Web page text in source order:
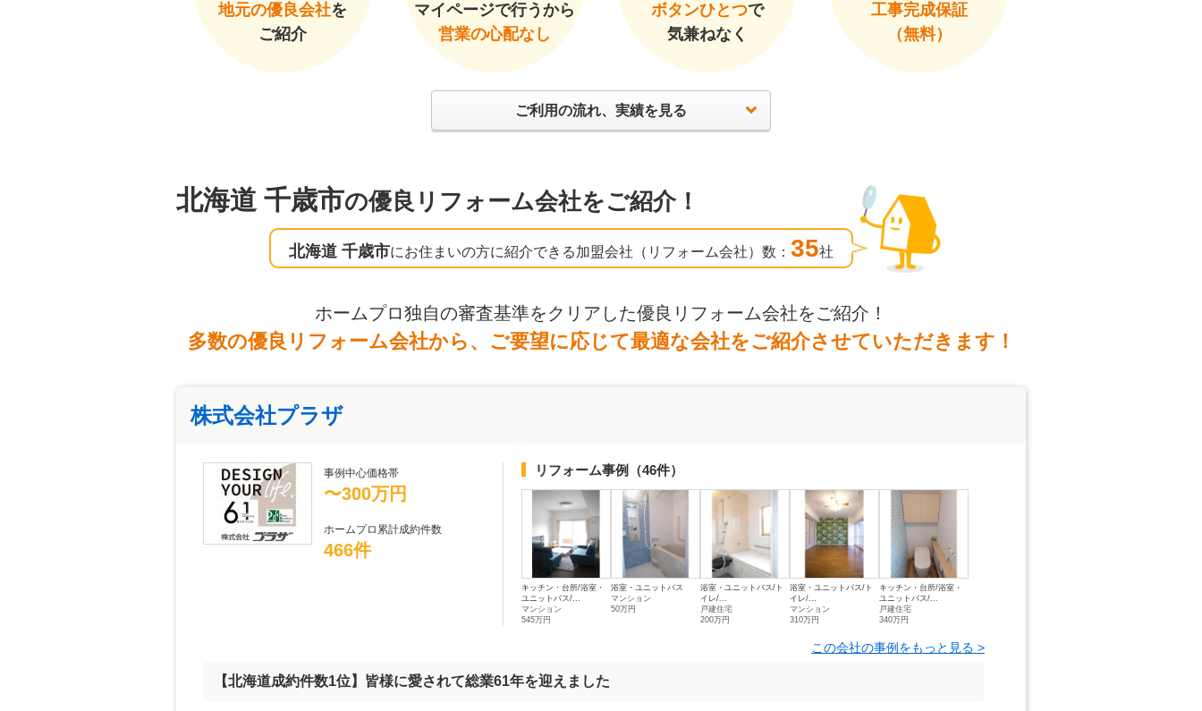
地元の優良会社を
ご紹介
マイページで行うから
営業の心配なし
ボタンひとつで
気兼ねなく
工事完成保証
（無料）
ご利用の流れ、実績を見る
北海道 千歳市の優良リフォーム会社をご紹介！
北海道 千歳市にお住まいの方に紹介できる加盟会社（リフォーム会社）数： 35社
ホームプロ独自の審査基準をクリアした優良リフォーム会社をご紹介！
多数の優良リフォーム会社から、ご要望に応じて最適な会社をご紹介させていただきます！
株式会社プラザ
事例中心価格帯
〜300万円
ホームプロ累計成約件数
466件
リフォーム事例 （46件）
キッチン・台所/浴室・
ユニットバス/...
マンション
545万円
浴室・ユニットバス
マンション
50万円
浴室・ユニットバス/ト
イレ/...
戸建住宅
200万円
浴室・ユニットバス/ト
イレ/...
マンション
310万円
キッチン・台所/浴室・
ユニットバス/...
戸建住宅
340万円
この会社の事例をもっと見る >
【北海道成約件数1位】皆様に愛されて総業61年を迎えました